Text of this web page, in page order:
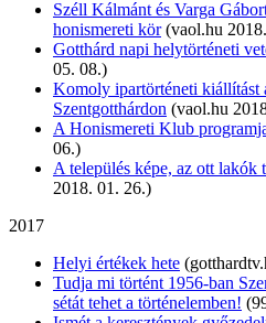
Széll Kálmánt és Varga
honismereti kör(vaol.hu
Gotthárd napi helytörténeti
05. 08.)
Komoly ipartörténeti kiállítást
Szentgotthárdon (vaol.hu
A Honismereti Klub
06.)
A település képe, az ott lakók
2018. 01. 26.)
2017
Helyi értékek hete
Tudja mi történt 1956-ban
sétát tehet a történelemben!